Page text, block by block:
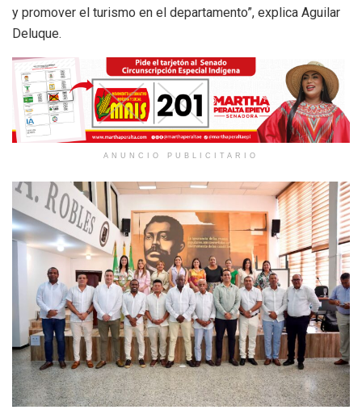
y promover el turismo en el departamento”, explica Aguilar
Deluque.
ANUNCIO PUBLICITARIO